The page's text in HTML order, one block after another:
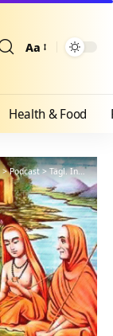
Aa
Health & Food
>Podcast>Tägl. Inspiration